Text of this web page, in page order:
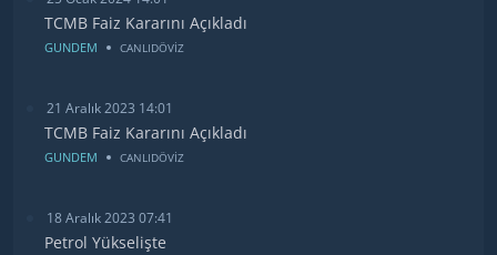
TCMB Faiz Kararını Açıkladı
GUNDEM CANLIDÖVİZ
21 Aralık 2023 14:01
TCMB Faiz Kararını Açıkladı
GUNDEM CANLIDÖVİZ
18 Aralık 2023 07:41
Petrol Yükselişte